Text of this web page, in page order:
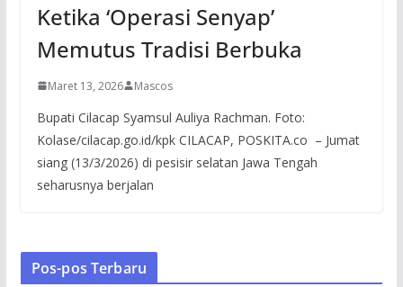
Ketika ‘Operasi Senyap’
Memutus Tradisi Berbuka
Maret 13, 2026 Mascos
Bupati Cilacap Syamsul Auliya Rachman. Foto:
Kolase/cilacap.go.id/kpk CILACAP, POSKITA.co – Jumat
siang (13/3/2026) di pesisir selatan Jawa Tengah
seharusnya berjalan
Pos-pos Terbaru